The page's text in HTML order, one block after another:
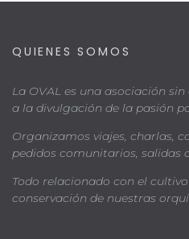
QUIENES SOMOS
La OVAL es una asociación
a la divulgación de la pasión
Organizamos viajes, charlas,
pedidos comunitarios, salidas
Todo relacionado con el
conservación de nuestras